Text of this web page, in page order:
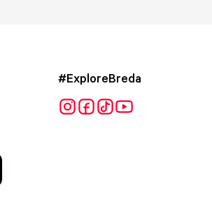
#ExploreBreda